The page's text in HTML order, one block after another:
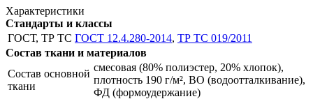
Характеристики
Стандарты и классы
ГОСТ, ТР ТС ГОСТ 12.4.280-2014, ТР ТС 019/2011
Состав ткани и материалов
Состав основной
ткани
смесовая (80% полиэстер, 20% хлопок),
плотность 190 г/м², ВО (водоотталкивание),
ФД (формоудержание)